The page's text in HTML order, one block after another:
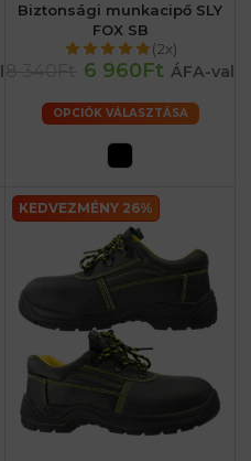
Biztonsági munkacipő SLY
FOX SB
(2x)
6 960Ft ÁFA-val
OPCIÓK VÁLASZTÁSA
KEDVEZMÉNY 26%